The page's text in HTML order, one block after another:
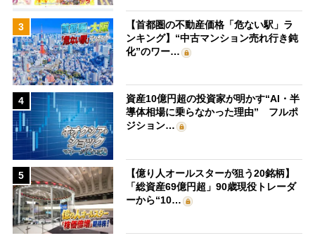
3
【首都圏の不動産価格「危ない駅」ラ
ンキング】“中古マンション売れ行き鈍
化”のワー…
4
資産10億円超の投資家が明かす“AI・半
導体相場に乗らなかった理由” フルポ
ジション…
5
【億り人オールスターが狙う20銘柄】
「総資産69億円超」90歳現役トレーダ
ーから“10…